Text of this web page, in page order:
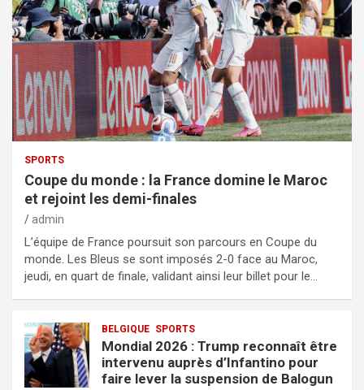
SPORTS
Coupe du monde : la France domine le Maroc
et rejoint les demi-finales
admin
L’équipe de France poursuit son parcours en Coupe du
monde. Les Bleus se sont imposés 2-0 face au Maroc,
jeudi, en quart de finale, validant ainsi leur billet pour le…
BELGIQUE SPORTS
Mondial 2026 : Trump reconnaît être
intervenu auprès d’Infantino pour
faire lever la suspension de Balogun